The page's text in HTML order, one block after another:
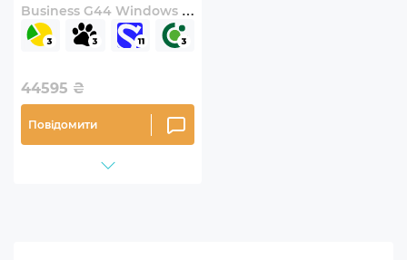
Business G44 Windows 11
Pro (G44v90Win)
44595 ₴
Повідомити